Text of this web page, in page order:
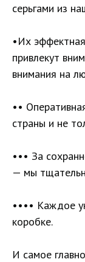
серьгами из
•Их
привлекут
внимания на
••
страны и не
••• За
— мы
•••• Каждое
коробке.
И самое